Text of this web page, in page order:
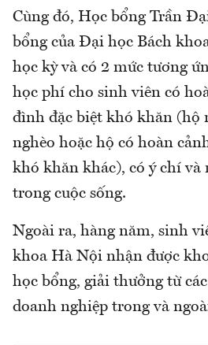
Cùng đó, Học bổng Trần
bổng của Đại học Bách
học kỳ và có 2 mức tương
học phí cho sinh viên có
đình đặc biệt khó khăn (hộ
nghèo hoặc hộ có hoàn
khó khăn khác), có ý chí và
trong cuộc sống.
Ngoài ra, hàng năm, sinh
khoa Hà Nội nhận được
học bổng, giải thưởng từ
doanh nghiệp trong và